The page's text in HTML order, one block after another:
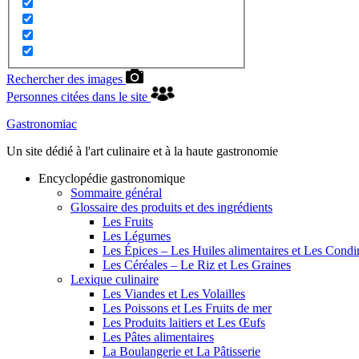
Rechercher des images
Personnes citées dans le site
Gastronomiac
Un site dédié à l'art culinaire et à la haute gastronomie
Encyclopédie gastronomique
Sommaire général
Glossaire des produits et des ingrédients
Les Fruits
Les Légumes
Les Épices – Les Huiles alimentaires et Les
Les Céréales – Le Riz et Les Graines
Lexique culinaire
Les Viandes et Les Volailles
Les Poissons et Les Fruits de mer
Les Produits laitiers et Les Œufs
Les Pâtes alimentaires
La Boulangerie et La Pâtisserie